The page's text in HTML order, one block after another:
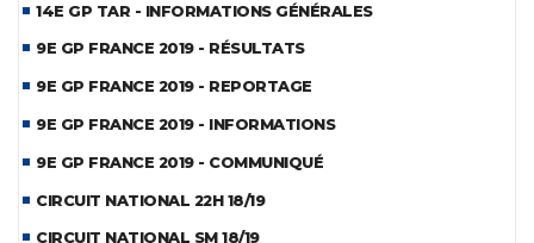
14E GP TAR - INFORMATIONS GÉNÉRALES
9E GP FRANCE 2019 - RÉSULTATS
9E GP FRANCE 2019 - REPORTAGE
9E GP FRANCE 2019 - INFORMATIONS
9E GP FRANCE 2019 - COMMUNIQUÉ
CIRCUIT NATIONAL 22H 18/19
CIRCUIT NATIONAL SM 18/19